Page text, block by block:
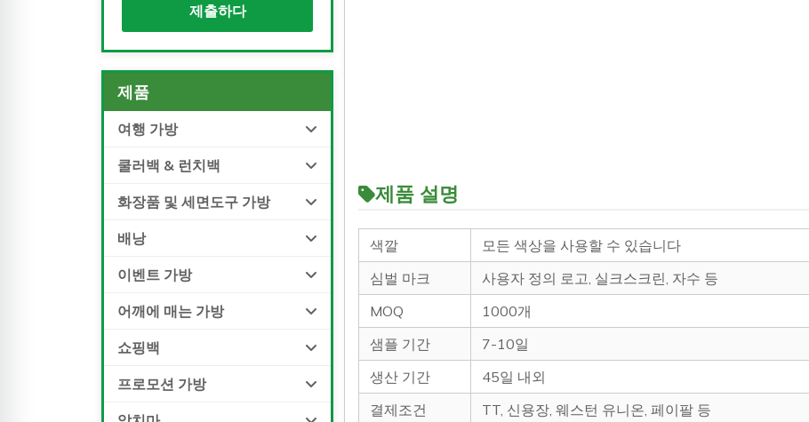
제출하다
제품
여행 가방
쿨러백 & 런치백
화장품 및 세면도구 가방
배낭
이벤트 가방
어깨에 매는 가방
쇼핑백
프로모션 가방
제품 설명
색깔
모든 색상을 사용할 수 있습니다
심벌 마크
사용자 정의 로고, 실크스크린, 자수 등
MOQ
1000개
샘플 기간
7-10일
생산 기간
45일 내외
결제조건
TT, 신용장, 웨스턴 유니온, 페이팔 등